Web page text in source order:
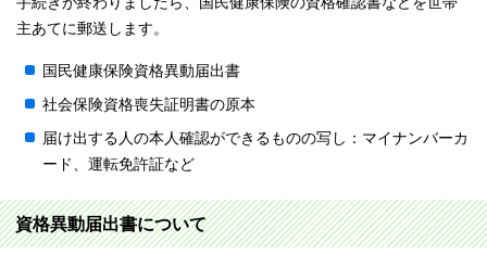
主あてに郵送します。
国民健康保険資格異動届出書
社会保険資格喪失証明書の原本
届け出する人の本人確認ができるものの写し：マイナンバーカ
ード、運転免許証など
資格異動届出書について